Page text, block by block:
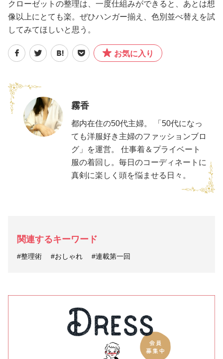
クローゼットの整理は、一度仕組みができると、あとは想
像以上にとても楽。ぜひハンガー揃え、色別並べ替えを試
してみてほしいと思う。
お気に入り
霧香
都内在住の50代主婦。 「50代になっ
ても洋服好き主婦のファッションブロ
グ」を運営。 仕事着＆プライベート
服の着回し。毎日のコーディネートに
真剣に楽しく頭を悩ませる日々。
関連するキーワード
#整理術 #おしゃれ #連載第一回